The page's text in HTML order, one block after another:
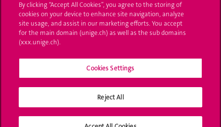
L'UNIGE vous informe
UNIGE Mobile
Calendrier académique
By clicking “Accept All Cookies”, you agree to the storing of
cookies on your device to enhance site navigation, analyze
site usage, and assist in our marketing efforts. You accept
for the main domain (unige.ch) as well as the sub domains
(xxx.unige.ch).
Cookies Settings
Reject All